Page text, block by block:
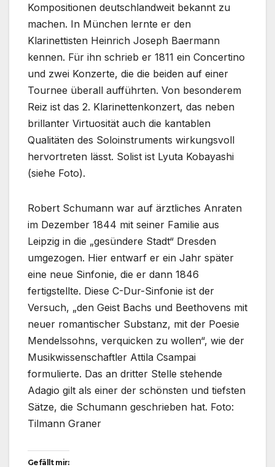
Kompositionen deutschlandweit bekannt zu
machen. In München lernte er den
Klarinettisten Heinrich Joseph Baermann
kennen. Für ihn schrieb er 1811 ein Concertino
und zwei Konzerte, die die beiden auf einer
Tournee überall aufführten. Von besonderem
Reiz ist das 2. Klarinettenkonzert, das neben
brillanter Virtuosität auch die kantablen
Qualitäten des Soloinstruments wirkungsvoll
hervortreten lässt. Solist ist Lyuta Kobayashi
(siehe Foto).
Robert Schumann war auf ärztliches Anraten
im Dezember 1844 mit seiner Familie aus
Leipzig in die „gesündere Stadt“ Dresden
umgezogen. Hier entwarf er ein Jahr später
eine neue Sinfonie, die er dann 1846
fertigstellte. Diese C-Dur-Sinfonie ist der
Versuch, „den Geist Bachs und Beethovens mit
neuer romantischer Substanz, mit der Poesie
Mendelssohns, verquicken zu wollen“, wie der
Musikwissenschaftler Attila Csampai
formulierte. Das an dritter Stelle stehende
Adagio gilt als einer der schönsten und tiefsten
Sätze, die Schumann geschrieben hat. Foto:
Tilmann Graner
Gefällt mir: